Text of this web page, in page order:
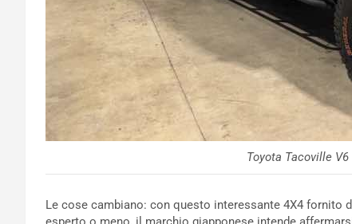
Toyota Tacoville
Le cose cambiano: con questo interessante 4X4 fornito